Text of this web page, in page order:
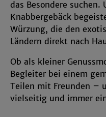
das Besondere suchen.
Knabbergebäck
Würzung, die den
Ländern direkt nach
Ob als kleiner
Begleiter bei einem
Teilen mit Freunden –
vielseitig und immer
und in den Cookie-
entsprechend
Impressumfindest